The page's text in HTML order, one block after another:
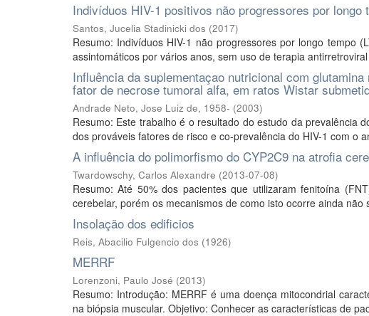
Indivíduos HIV-1 positivos não progressores por
Santos, Jucelia Stadinicki dos (2017)
Resumo: Indivíduos HIV-1 não progressores por longo tempo
assintomáticos por vários anos, sem uso de terapia
Influência da suplementaçao nutricional com
fator de necrose tumoral alfa, em ratos Wistar
Andrade Neto, Jose Luiz de, 1958- (2003)
Resumo: Este trabalho é o resultado do estudo da prevalência
dos prováveis fatores de risco e co-prevalência do HIV-1 com o
A influência do polimorfismo do CYP2C9 na atrofia
Twardowschy, Carlos Alexandre (2013-07-08)
Resumo: Até 50% dos pacientes que utilizaram fenitoína
cerebelar, porém os mecanismos de como isto ocorre ainda
Insolação dos edificios
Reis, Abacilio Fulgencio dos (1926)
MERRF
Lorenzoni, Paulo José (2013)
Resumo: Introdução: MERRF é uma doença mitocondrial
na biópsia muscular. Objetivo: Conhecer as características de